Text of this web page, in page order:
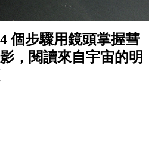
個步驟用鏡頭掌握彗
，閱讀來自宇宙的明